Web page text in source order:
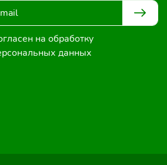
на обработку
данных